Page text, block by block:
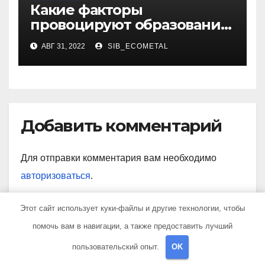
Какие факторы
провоцируют образование
жировиков
АВГ 31, 2022 SIB_ECOMETAL
Добавить комментарий
Для отправки комментария вам необходимо
авторизоваться.
Этот сайт использует куки-файлы и другие технологии, чтобы
помочь вам в навигации, а также предоставить лучший
пользовательский опыт. OK